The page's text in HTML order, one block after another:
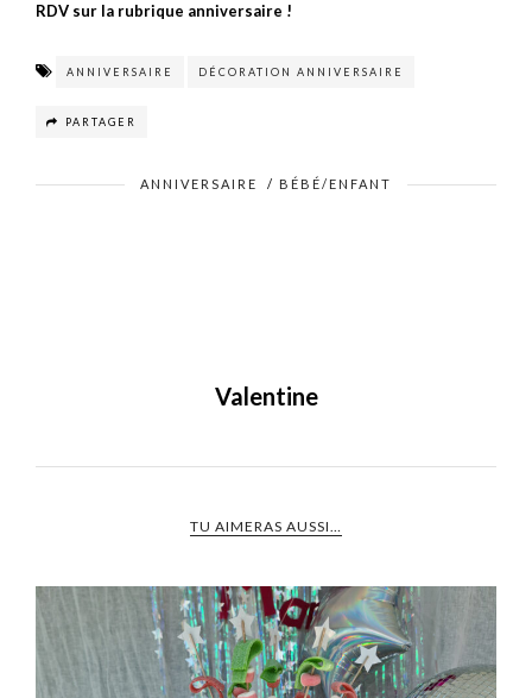
RDV sur la rubrique anniversaire !
ANNIVERSAIRE DÉCORATION ANNIVERSAIRE
PARTAGER
ANNIVERSAIRE / BÉBÉ/ENFANT
Valentine
TU AIMERAS AUSSI…